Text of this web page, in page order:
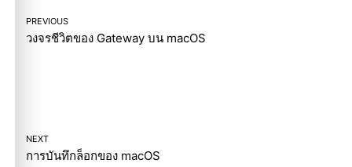
PREVIOUS
วงจรชีวิตของ Gateway บน macOS
NEXT
การบันทึกล็อกของ macOS